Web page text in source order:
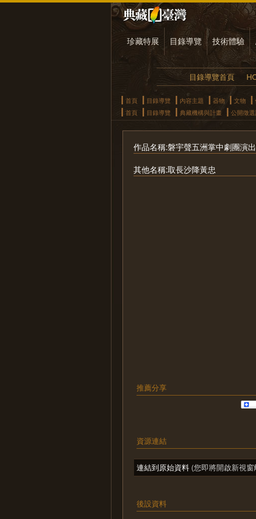
珍藏特展 目錄導覽 技術體驗
目錄導覽首頁
首頁 目錄導覽 內容主題 器物 文物
首頁
目錄導覽 典藏機構與計畫 公開徵
作品名稱:磐宇聲五洲掌中劇團演
其他名稱:取長沙降黃忠
推薦分享
資源連結
連結到原始資料 (您即將開啟新視
後設資料